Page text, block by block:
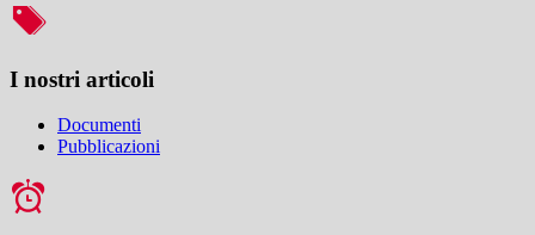
I nostri articoli
Documenti
Pubblicazioni